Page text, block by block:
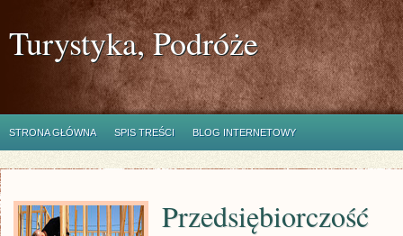
Turystyka, Podróże
STRONA GŁÓWNA SPIS TREŚCI BLOG INTERNETOWY
Przedsiębiorczość